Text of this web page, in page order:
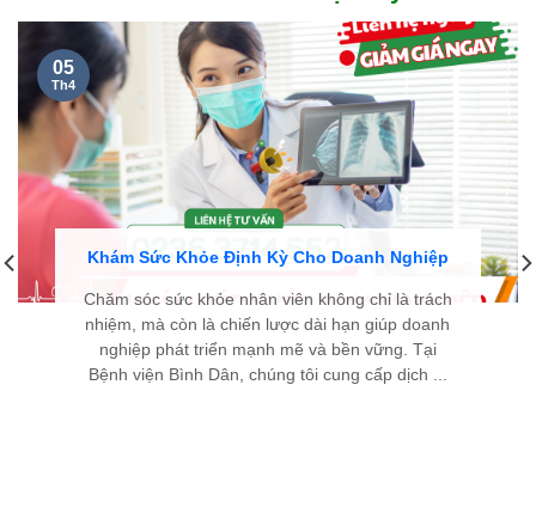
Khám Sức Khỏe Định Kỳ Cho Doanh Nghiệp
Chăm sóc sức khỏe nhân viên không chỉ là trách
nhiệm, mà còn là chiến lược dài hạn giúp doanh
nghiệp phát triển mạnh mẽ và bền vững. Tại
Bệnh viện Bình Dân, chúng tôi cung cấp dịch ...
05
Th4